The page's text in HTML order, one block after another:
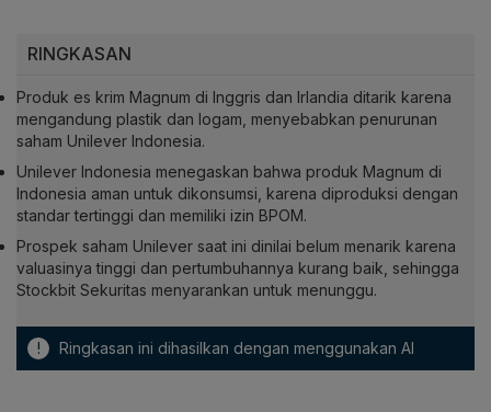
RINGKASAN
Produk es krim Magnum di Inggris dan Irlandia ditarik karena
mengandung plastik dan logam, menyebabkan penurunan
saham Unilever Indonesia.
Unilever Indonesia menegaskan bahwa produk Magnum di
Indonesia aman untuk dikonsumsi, karena diproduksi dengan
standar tertinggi dan memiliki izin BPOM.
Prospek saham Unilever saat ini dinilai belum menarik karena
valuasinya tinggi dan pertumbuhannya kurang baik, sehingga
Stockbit Sekuritas menyarankan untuk menunggu.
! Ringkasan ini dihasilkan dengan menggunakan AI